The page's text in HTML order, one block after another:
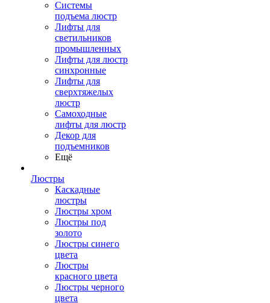
Системы
подъема люстр
Лифты для
светильников
промышленных
Лифты для люстр
синхронные
Лифты для
сверхтяжелых
люстр
Самоходные
лифты для люстр
Декор для
подъемников
Ещё
Люстры
Каскадные
люстры
Люстры хром
Люстры под
золото
Люстры синего
цвета
Люстры
красного цвета
Люстры черного
цвета